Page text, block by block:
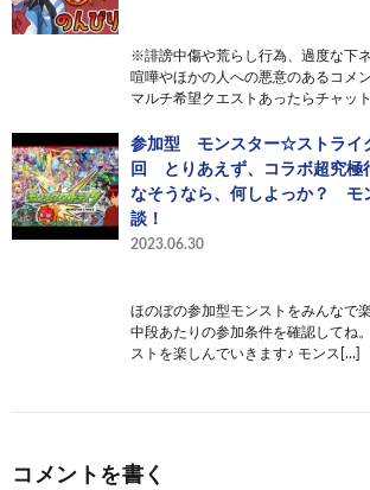
※誹謗中傷や荒らし行為、過度な下
喧嘩やほかの人への悪意のあるコメ
マルチ希望クエストあったらチャッ
参加型 モンスター☆ストラ
回 とりあえず、コラボ超究極
なそうなら、何しよっか？ モ
談！
2023.06.30
ほのぼの参加型モンストをみんなで
中段あたりの参加条件を確認してね
ストを楽しんでいきます♪ モンス[…]
コメントを書く